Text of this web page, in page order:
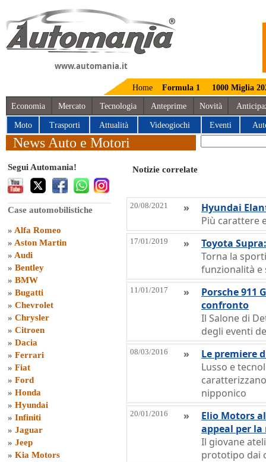
www.automania.it
Home Formula 1 1000 Miglia
Economia Mercato Tecnologia Anteprime Novità
Moto Trasporti Attualità Videogiochi Eventi
News Auto e Motori
Segui Automania!
Case automobilistiche
» Alfa Romeo
» Aston Martin
» Audi
» Bentley
» BMW
» Bugatti
» Chevrolet
» Chrysler
» Citroen
» Dacia
» Ferrari
» Fiat
» Ford
» Honda
» Hyundai
» Infiniti
» Jaguar
» Jeep
» Kia Motors
Notizie correlate
20/08/2021 »
Hyundai
Più carattere
17/01/2019 »
Toyota
Torna la
funzionalità
11/01/2017 »
Porsche 911
confronto
Il Salone di
degli eventi
08/03/2016 »
Le premiere
Lusso e
nipponico
20/01/2016 »
Elio Motors
appeal per
Il giovane
prototipo dai